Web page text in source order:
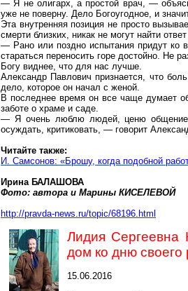
— Я не олигарх, а простой врач, —
уже не поверну. Дело Богоугодное, и
Эта внутренняя позиция не просто
смерти близких, никак не могут найти
— Рано или поздно испытания придут
стараться переносить горе достойно. Не
Богу виднее, что для нас лучше.
Александр Павлович признается, что
дело, которое он начал с женой.
В последнее время он все чаще думает
заботе о храме и саде.
— Я очень люблю людей, ценю общение,
осуждать, критиковать, — говорит
Читайте также:
И. Самсонов: «Брошу, когда подобной
Ирина БАЛАШОВА
Фото: автора и Марины КИСЕЛЕВОЙ
http://pravda-news.ru/topic/68196.html
Лидия Сергеевна
дом ко дню своего
15.06.2016